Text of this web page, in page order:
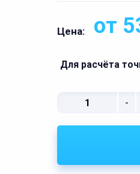
Цена: от
Для расчёта
-